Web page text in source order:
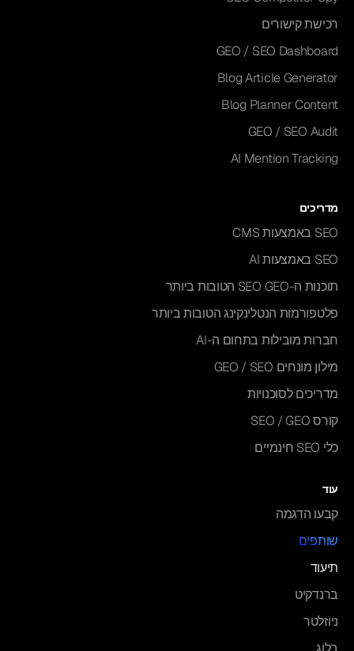
רכישת קישורים
GEO / SEO Dashboard
Blog Article Generator
Blog Planner Content
GEO / SEO Audit
AI Mention Tracking
מדריכים
SEO באמצעות CMS
SEO באמצעות AI
תוכנות ה-SEO GEO הטובות ביותר
פלטפורמות הנטלינקינג הטובות ביותר
חברות מובילות בתחום ה-AI
מילון מונחים GEO / SEO
מדריכים לסוכנויות
קורס SEO / GEO
כלי SEO חינמיים
עוד
קבעו הדגמה
שותפים
תיעוד
ברנדקיט
ניוזלטר